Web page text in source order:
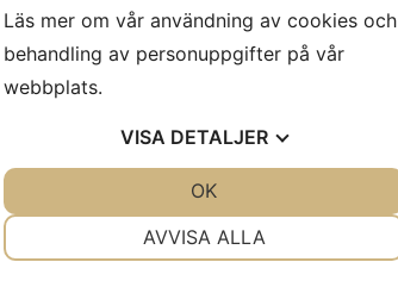
Läs mer om vår användning av cookies och
behandling av personuppgifter på vår
webbplats.
VISA DETALJER
AVVISA ALLA
OK